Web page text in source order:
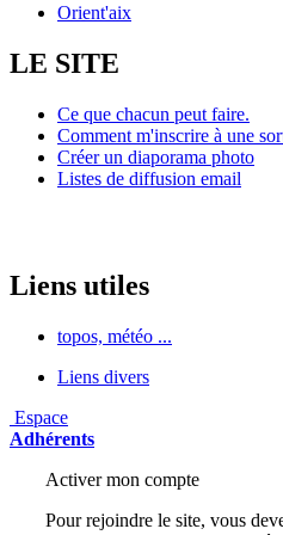
Orient'aix
LE SITE
Ce que chacun peut faire.
Comment m'inscrire à une
Créer un diaporama photo
Listes de diffusion email
Liens utiles
topos, météo ...
Liens divers
Espace
Adhérents
Activer mon compte
Pour rejoindre le site, vous